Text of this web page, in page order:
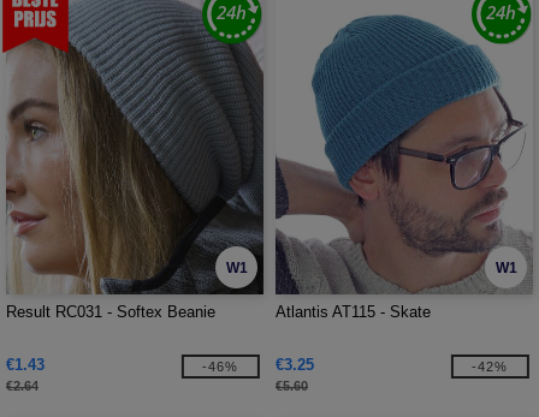
W1
Result RC031 - Softex Beanie
€1.43
€2.64
-46%
W1
Atlantis AT115 - Skate
€3.25
€5.60
-42%